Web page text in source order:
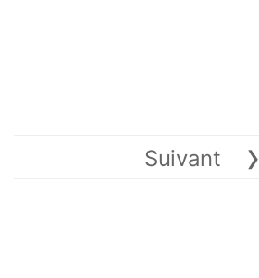
Suivant ›